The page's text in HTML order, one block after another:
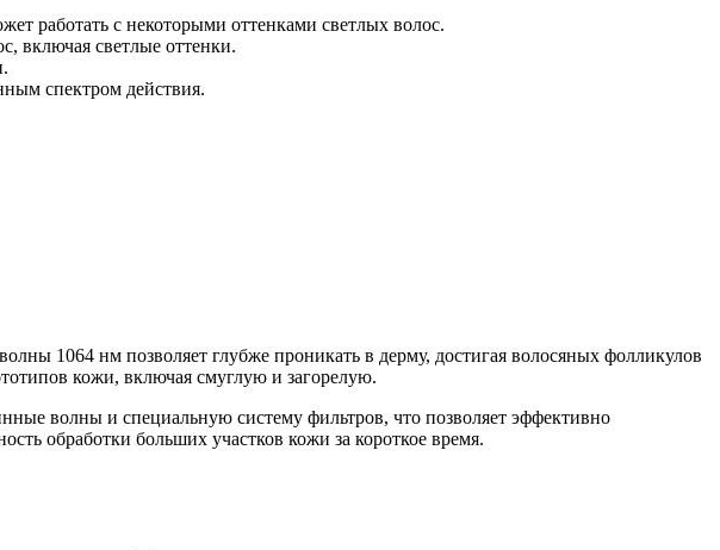
работать с некоторыми оттенками светлых волос.
включая светлые оттенки.
спектром действия.
1064 нм позволяет глубже проникать в дерму, достигая волосяных фолликулов
кожи, включая смуглую и загорелую.
волны и специальную систему фильтров, что позволяет эффективно
обработки больших участков кожи за короткое время.